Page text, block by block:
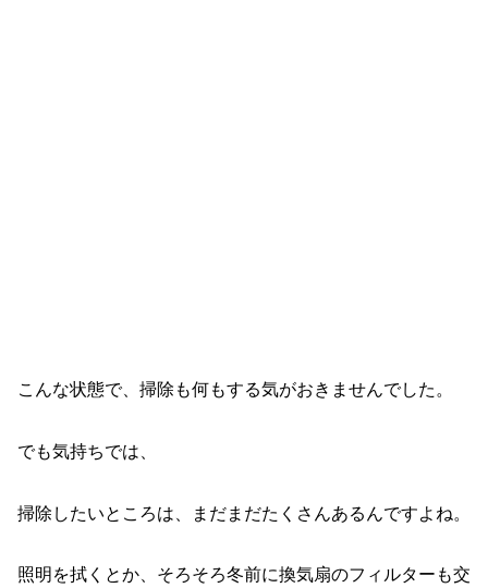
こんな状態で、掃除も何もする気がおきませんでした。
でも気持ちでは、
掃除したいところは、まだまだたくさんあるんですよね。
照明を拭くとか、そろそろ冬前に換気扇のフィルターも交